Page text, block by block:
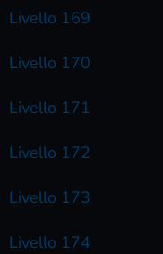
Livello 169
Livello 170
Livello 171
Livello 172
Livello 173
Livello 174